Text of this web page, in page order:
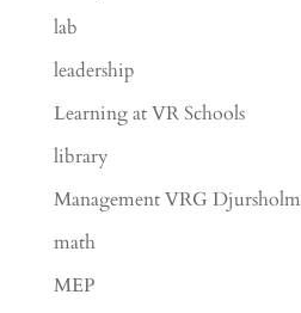
lab
leadership
Learning at VR Schools
library
Management VRG Djursholm
math
MEP